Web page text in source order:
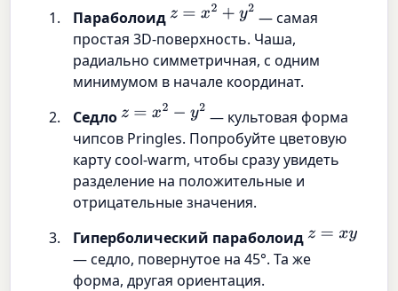
Параболоид z=x2 +y2
— самая
простая 3D-поверхность. Чаша,
радиально симметричная, с одним
минимумом в начале координат.
Седло z=x2 −y2
— культовая форма
чипсов Pringles. Попробуйте цветовую
карту cool-warm, чтобы сразу увидеть
разделение на положительные и
отрицательные значения.
Гиперболический параболоид z=xy
— седло, повернутое на 45°. Та же
форма, другая ориентация.